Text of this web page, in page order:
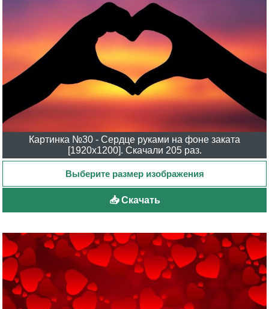
Картинка №30 - Сердце руками на фоне заката
[1920x1200]. Скачали 205 раз.
📥 Скачать